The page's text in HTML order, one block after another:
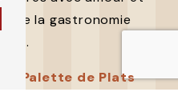
de la gastronomie
Palette de Plats